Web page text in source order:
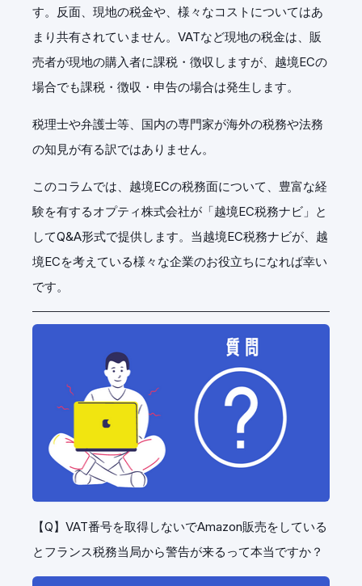
す。反面、現地の税金や、様々なコストについてはあ
まり共有されていません。VATなど現地の税金は、販
売者が現地の購入者に課税・徴収しますが、越境ECの
場合でも課税・徴収・申告の場合は発生します。
税理士や弁護士等、国内の専門家が海外の税務や法務
の知見が有る訳ではありません。
このコラムでは、越境ECの税務面について、豊富な経
験を有するオプティ株式会社が「越境EC税務ナビ」と
してQ&A形式で提供します。当越境EC税務ナビが、越
境ECを考えている様々な企業のお役立ちになれば幸い
です。
【Q】 VAT番号を取得しないでAmazon販売をしている
とフランス税務当局から警告が来るって本当ですか？